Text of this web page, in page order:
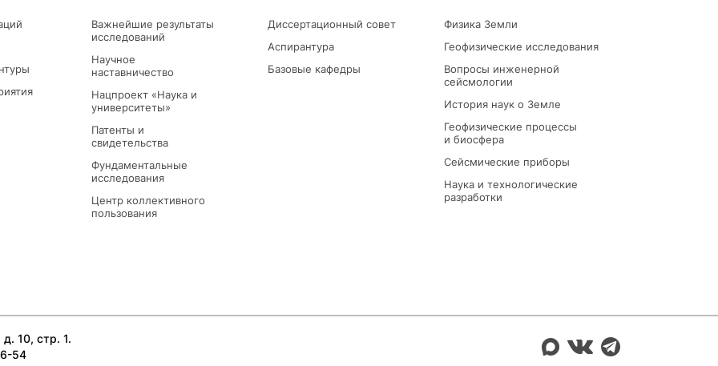
Важнейшие результаты
исследований
Научное
наставничество
Нацпроект «Наука и
университеты»
Патенты и
свидетельства
Фундаментальные
исследования
Центр коллективного
пользования
Диссертационный совет
Аспирантура
Базовые кафедры
Физика Земли
Геофизические исследования
Вопросы инженерной
сейсмологии
История наук о Земле
Геофизические процессы
и биосфера
Сейсмические приборы
Наука и технологические
разработки
10, стр. 1.
54